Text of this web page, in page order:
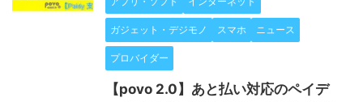
ガジェット・デジモノ スマホ ニュース
プロバイダー
【povo 2.0】あと払い対応のペイデ